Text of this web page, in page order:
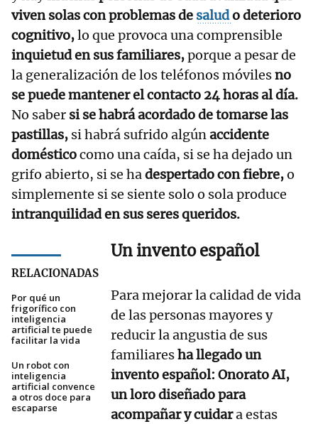
viven solas con problemas de saludo deterioro
cognitivo,lo que provoca una comprensible
inquietud en sus familiares,porque a pesar de
la generalización de los teléfonos móvilesno
se puede mantener el contacto 24 horas al día.
No saber si se habrá acordado de tomarse las
pastillas, si habrá sufrido algúnaccidente
domésticocomo una caída, si se ha dejado un
grifo abierto, si se hadespertado con fiebre,o
simplemente si se siente solo o sola produce
intranquilidad en sus seres queridos.
RELACIONADAS
Por qué un
frigorífico con
inteligencia
artificial te puede
facilitar la vida
Un robot con
inteligencia
artificial convence
a otros doce para
escaparse
Un invento español
Para mejorar la calidad de vida
de las personas mayores y
reducir la angustia de sus
familiaresha llegado un
invento español: Onorato AI,
un loro diseñado para
acompañar y cuidara estas